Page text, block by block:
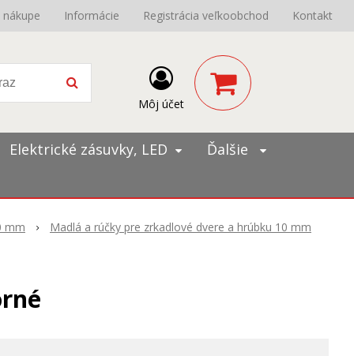
Informácie Registrácia veľkoobchod Kontakt
Môj účet
Elektrické zásuvky, LED Ďalšie
mm Madlá a rúčky pre zrkadlové dvere a hrúbku 10 mm